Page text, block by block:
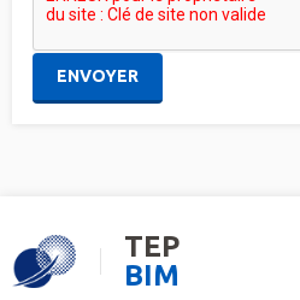
ENVOYER
TEP
BIM